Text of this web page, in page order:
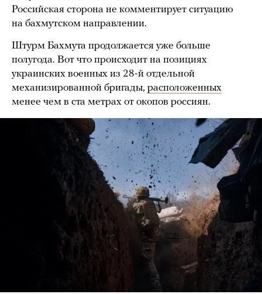
Российская сторона не комментирует ситуацию
на бахмутском направлении.
Штурм Бахмута продолжается уже больше
полугода. Вот что происходит на позициях
украинских военных из 28-й отдельной
механизированной бригады, расположенных
менее чем в ста метрах от окопов россиян.